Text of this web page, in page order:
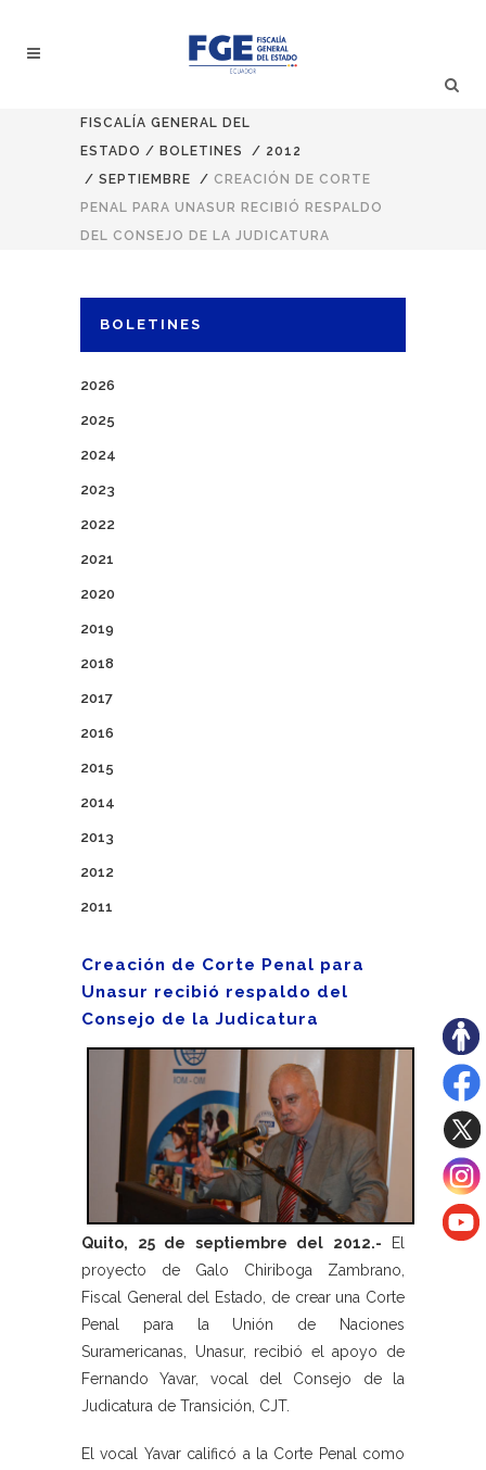
FISCALÍA GENERAL DEL
ESTADO / BOLETINES / 2012
/ SEPTIEMBRE / CREACIÓN DE CORTE
PENAL PARA UNASUR RECIBIÓ RESPALDO
DEL CONSEJO DE LA JUDICATURA
BOLETINES
2026
2025
2024
2023
2022
2021
2020
2019
2018
2017
2016
2015
2014
2013
2012
2011
Creación de Corte Penal para
Unasur recibió respaldo del
Consejo de la Judicatura
Quito, 25 de septiembre del 2012.- El
proyecto de Galo Chiriboga Zambrano,
Fiscal General del Estado, de crear una Corte
Penal para la Unión de Naciones
Suramericanas, Unasur, recibió el apoyo de
Fernando Yavar, vocal del Consejo de la
Judicatura de Transición, CJT.
El vocal Yavar calificó a la Corte Penal como